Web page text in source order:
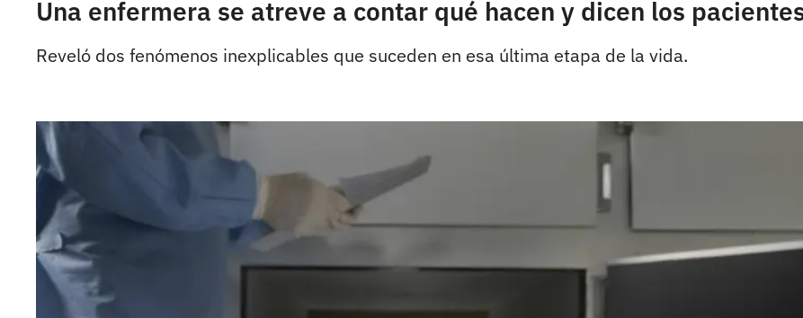
Una enfermera se atreve a contar qué hacen y dicen los
Reveló dos fenómenos inexplicables que suceden en esa última etapa de la vida.